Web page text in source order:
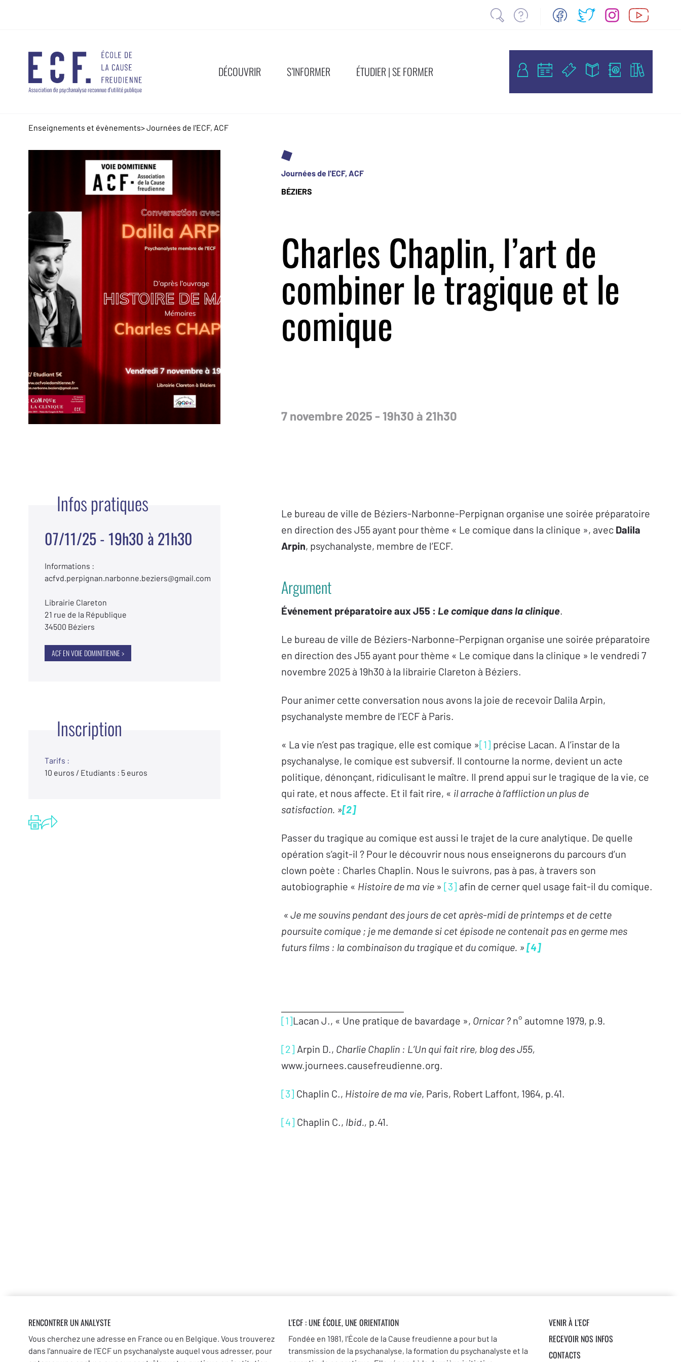
DÉCOUVRIR S’INFORMER ÉTUDIER | SE FORMER
Enseignements et évènements>Journées de l'ECF, ACF
Journées de l'ECF, ACF
BÉZIERS
Charles Chaplin, l’art de
combiner le tragique et le
comique
7 novembre 2025 - 19h30 à 21h30
Infos pratiques
07/11/25 - 19h30 à 21h30
Informations :
acfvd.perpignan.narbonne.beziers@gmail.com
Librairie Clareton
21 rue de la République
34500 Béziers
ACF EN VOIE DOMINITIENNE >
Inscription
Tarifs :
10 euros / Etudiants : 5 euros
Le bureau de ville de Béziers-Narbonne-Perpignan organise une soirée préparatoire
en direction des J55 ayant pour thème « Le comique dans la clinique », avec Dalila
Arpin, psychanalyste, membre de l’ECF.
Argument
Événement préparatoire aux J55 : Le comique dans la clinique.
Le bureau de ville de Béziers-Narbonne-Perpignan organise une soirée préparatoire
en direction des J55 ayant pour thème « Le comique dans la clinique » le vendredi 7
novembre 2025 à 19h30 à la librairie Clareton à Béziers.
Pour animer cette conversation nous avons la joie de recevoir Dalila Arpin,
psychanalyste membre de l’ECF à Paris.
« La vie n’est pas tragique, elle est comique »[1] précise Lacan. A l’instar de la
psychanalyse, le comique est subversif. Il contourne la norme, devient un acte
politique, dénonçant, ridiculisant le maître. Il prend appui sur le tragique de la vie, ce
qui rate, et nous affecte. Et il fait rire, « il arrache à l’affliction un plus de
satisfaction. »[2]
Passer du tragique au comique est aussi le trajet de la cure analytique. De quelle
opération s’agit-il ? Pour le découvrir nous nous enseignerons du parcours d’un
clown poète : Charles Chaplin. Nous le suivrons, pas à pas, à travers son
autobiographie « Histoire de ma vie» [3] afin de cerner quel usage fait-il du comique.
« Je me souvins pendant des jours de cet après-midi de printemps et de cette
poursuite comique ; je me demande si cet épisode ne contenait pas en germe mes
futurs films : la combinaison du tragique et du comique. » [4]
[1]Lacan J., « Une pratique de bavardage », Ornicar ?n° automne 1979, p.9.
[2] Arpin D., Charlie Chaplin : L’Un qui fait rire, blog des J55,
www.journees.causefreudienne.org.
[3] Chaplin C., Histoire de ma vie, Paris, Robert Laffont, 1964, p.41.
[4] Chaplin C., Ibid., p.41.
RENCONTRER UN ANALYSTE
Vous cherchez une adresse en France ou en Belgique. Vous trouverez
dans l'annuaire de l'ECF un psychanalyste auquel vous adresser, pour
L'ECF : UNE ÉCOLE, UNE ORIENTATION
Fondée en 1981, l’École de la Cause freudienne a pour but la
transmission de la psychanalyse, la formation du psychanalyste et la
VENIR À L’ECF
RECEVOIR NOS INFOS
CONTACTS